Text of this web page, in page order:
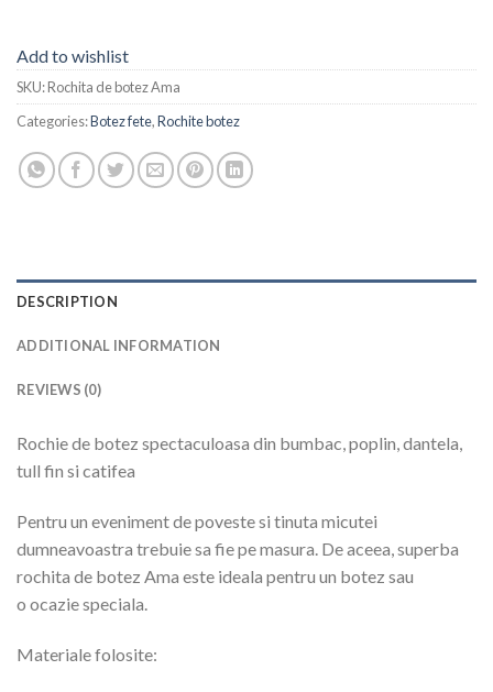
Add to wishlist
SKU:Rochita de botez Ama
Categories:Botez fete,Rochite botez
DESCRIPTION
ADDITIONAL INFORMATION
REVIEWS (0)
Rochie de botez spectaculoasa din bumbac, poplin, dantela,
tull fin si catifea
Pentru un eveniment de poveste si tinuta micutei
dumneavoastra trebuie sa fie pe masura. De aceea, superba
rochita de botez Ama este ideala pentru un botez sau
o ocazie speciala.
Materiale folosite: